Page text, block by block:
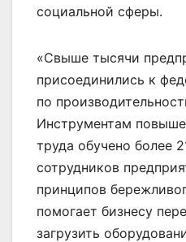
социальной сферы.
«Свыше тысячи
присоединились к
по
Инструментам
труда обучено более
сотрудников
принципов
помогает бизнесу
загрузить